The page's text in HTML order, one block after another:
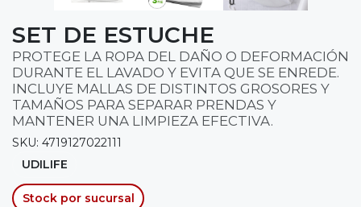
SET DE ESTUCHE
PROTEGE LA ROPA DEL DAÑO O DEFORMACIÓN
DURANTE EL LAVADO Y EVITA QUE SE ENREDE.
INCLUYE MALLAS DE DISTINTOS GROSORES Y
TAMAÑOS PARA SEPARAR PRENDAS Y
MANTENER UNA LIMPIEZA EFECTIVA.
SKU: 4719127022111
UDILIFE
Stock por sucursal